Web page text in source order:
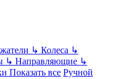
↳ Колеса ↳
↳ Направляющие ↳
Показать все Ручной